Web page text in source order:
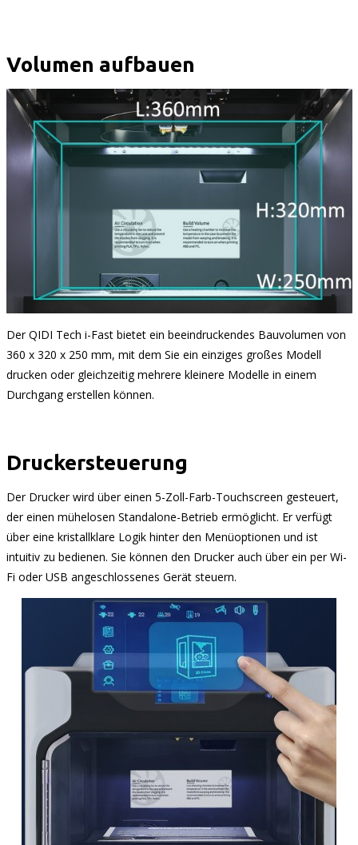
Volumen aufbauen
Der QIDI Tech i-Fast bietet ein beeindruckendes Bauvolumen von
360 x 320 x 250 mm, mit dem Sie ein einziges großes Modell
drucken oder gleichzeitig mehrere kleinere Modelle in einem
Durchgang erstellen können.
Druckersteuerung
Der Drucker wird über einen 5-Zoll-Farb-Touchscreen gesteuert,
der einen mühelosen Standalone-Betrieb ermöglicht. Er verfügt
über eine kristallklare Logik hinter den Menüoptionen und ist
intuitiv zu bedienen. Sie können den Drucker auch über ein per Wi-
Fi oder USB angeschlossenes Gerät steuern.